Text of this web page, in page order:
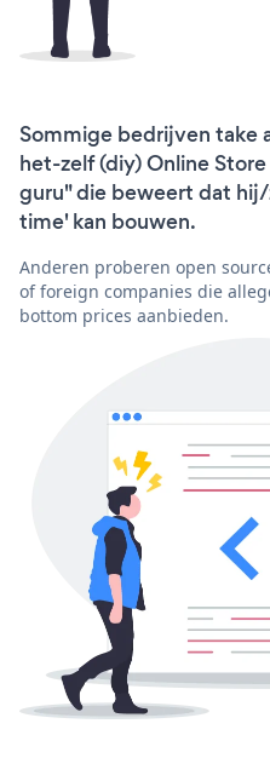
Sommige bedrijven take
het-zelf (diy) Online
guru" die beweert dat
time' kan bouwen.
Anderen proberen open
of foreign companies die
bottom prices aanbieden.